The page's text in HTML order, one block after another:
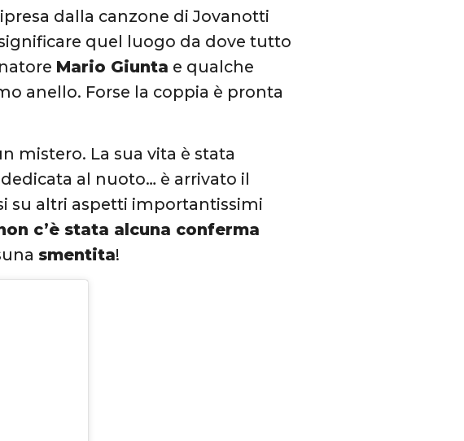
dalla canzone di Jovanotti
quel luogo da dove tutto
Mario Giunta e qualche
anello. Forse la coppia è pronta
mistero. La sua vita è stata
al nuoto… è arrivato il
su altri aspetti importantissimi
c’è stata alcuna conferma
smentita!